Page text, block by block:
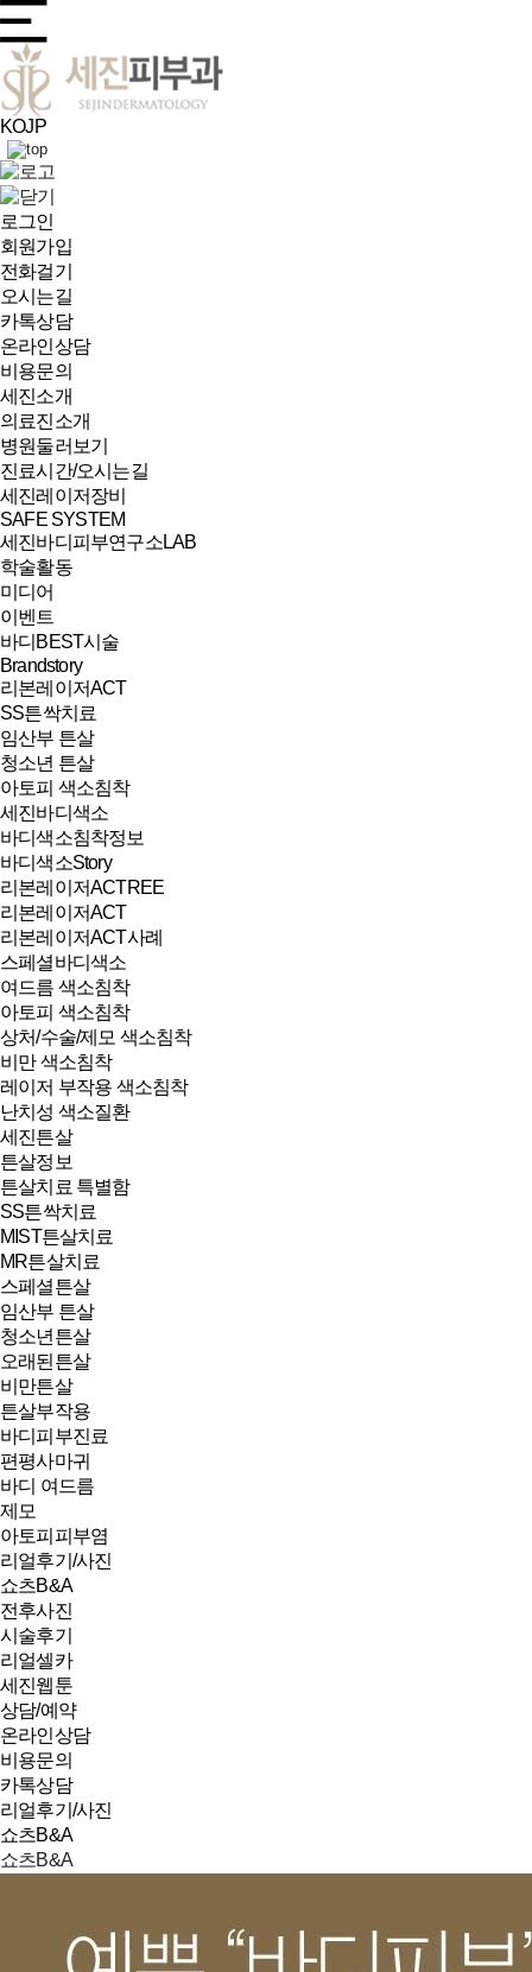
KOJP
로그인
회원가입
전화걸기
오시는길
카톡상담
온라인상담
비용문의
세진소개
의료진소개
병원둘러보기
진료시간/오시는길
세진레이저장비
SAFE SYSTEM
세진바디피부연구소LAB
학술활동
미디어
이벤트
바디BEST시술
Brandstory
리본레이저ACT
SS튼싹치료
임산부 튼살
청소년 튼살
아토피 색소침착
세진바디색소
바디색소침착정보
바디색소Story
리본레이저ACTREE
리본레이저ACT
리본레이저ACT사례
스페셜바디색소
여드름 색소침착
아토피 색소침착
상처/수술/제모 색소침착
비만 색소침착
레이저 부작용 색소침착
난치성 색소질환
세진튼살
튼살정보
튼살치료 특별함
SS튼싹치료
MIST튼살치료
MR튼살치료
스페셜튼살
임산부 튼살
청소년튼살
오래된튼살
비만튼살
튼살부작용
바디피부진료
편평사마귀
바디 여드름
제모
아토피피부염
리얼후기/사진
쇼츠B&A
전후사진
시술후기
리얼셀카
세진웹툰
상담/예약
온라인상담
비용문의
카톡상담
리얼후기/사진
쇼츠B&A
쇼츠B&A